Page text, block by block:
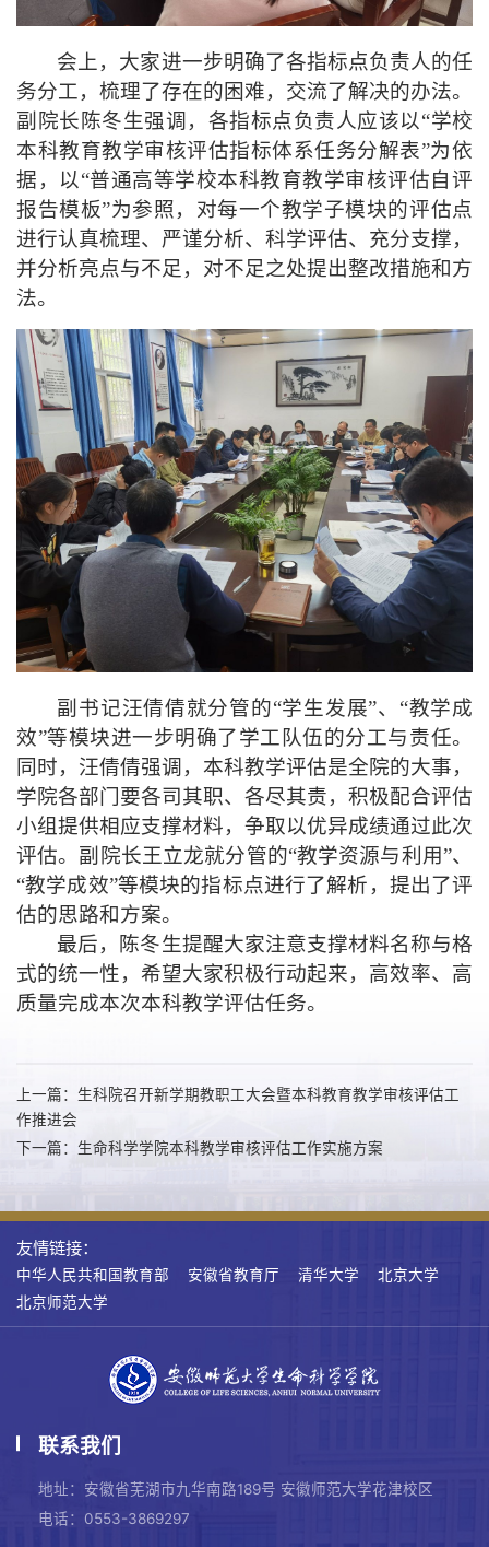
会上，大家进一步明确了各指标点负责人的任
务分工，梳理了存在的困难，交流了解决的办法。
副院长陈冬生强调， 各指标点负责人应该以“学校
本科教育教学审核评估指标体系任务分解表”为依
据， 以“普通高等学校本科教育教学审核评估自评
报告模板”为参照， 对每一个教学子模块的评估点
进行认真梳理、 严谨分析、 科学评估、充分支撑，
并分析亮点与不足， 对不足之处提出整改措施和方
法。
副书记汪倩倩就分管的“学生发展”、 “教学成
效”等模块进一步明确了学工队伍的分工与责任。
同时，汪倩倩强调 ， 本科教学评估是全院的大事，
学院各部门要各司其职、各尽其责，积极配合评估
小组提供相应支撑材料，争取以优异成绩通过此次
评估。副院长王立龙就分管的“教学资源与利用”、
“教学成效”等模块的指标点进行了解析 ，提出了评
估的思路和方案。
最后，陈冬生提醒大家注意支撑材料名称与格
式的统一性， 希望大家积极行动起来，高效率、高
质量完成本次本科教学评估任务。
上一篇：生科院召开新学期教职工大会暨本科教育教学审核评估工
作推进会
下一篇：生命科学学院本科教学审核评估工作实施方案
友情链接：
中华人民共和国教育部 安徽省教育厅 清华大学
北京大学
北京师范大学
联系我们
地址：安徽省芜湖市九华南路189号 安徽师范大学花津校区
电话：0553-3869297